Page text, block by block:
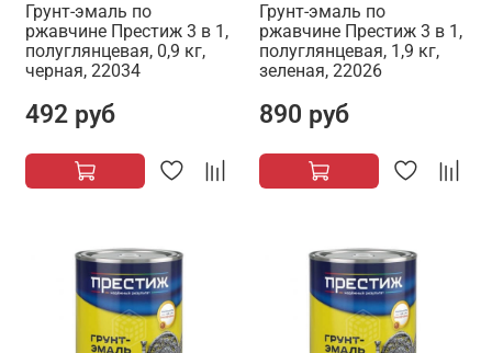
Грунт-эмаль по
ржавчине Престиж 3 в 1,
полуглянцевая, 0,9 кг,
черная, 22034
492 руб
Грунт-эмаль по
ржавчине Престиж 3 в 1,
полуглянцевая, 1,9 кг,
зеленая, 22026
890 руб